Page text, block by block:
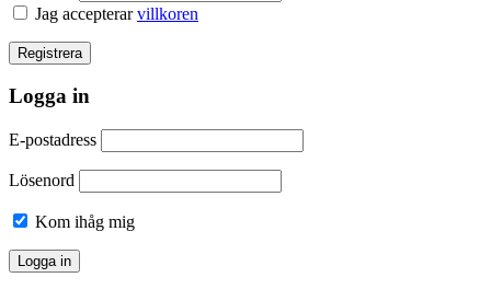
Jag accepterarvillkoren
Logga in
E-postadress
Lösenord
Kom ihåg mig